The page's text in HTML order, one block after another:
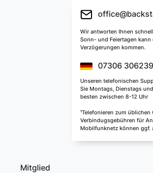
Wir antworten Ihnen
Sonn- und Feiertagen kann
Verzögerungen kommen.
07306
Unseren telefonischen
Sie Montags, Dienstags
besten zwischen 8-12 Uhr
¹Telefonieren zum üblichen
Verbindugsgebühren für
Mobilfunknetz können ggf.
Mitglied